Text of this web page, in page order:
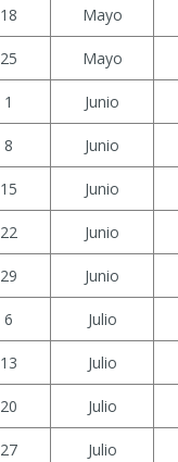
18 Mayo
25 Mayo
1 Junio
8 Junio
15 Junio
22 Junio
29 Junio
6 Julio
13 Julio
20 Julio
27 Julio